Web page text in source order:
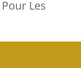
Les